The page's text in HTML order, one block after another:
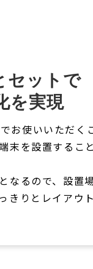
セットで
を実現
お使いいただく
末を設置するこ
なるので、設置
きりとレイアウ